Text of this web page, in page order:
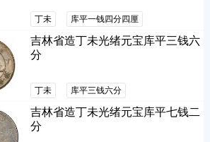
丁未 库平一钱四分四厘
吉林省造丁未光绪元宝库平三钱六
分
丁未 库平三钱六分
吉林省造丁未光绪元宝库平七钱二
分